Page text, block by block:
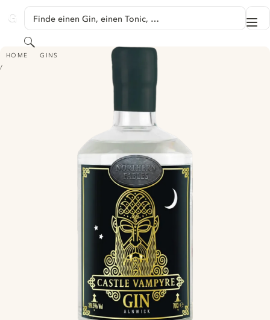
GINVENTORY
Finde einen Gin, einen Tonic, …
Suchen
HOME GINS
CASTLE VAMPYRE GIN